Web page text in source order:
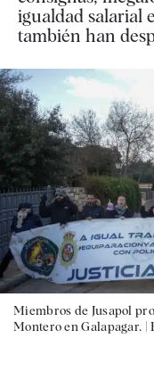
igualdad salarial
también han
Miembros de Jusapol
Montero en Galapagar. |